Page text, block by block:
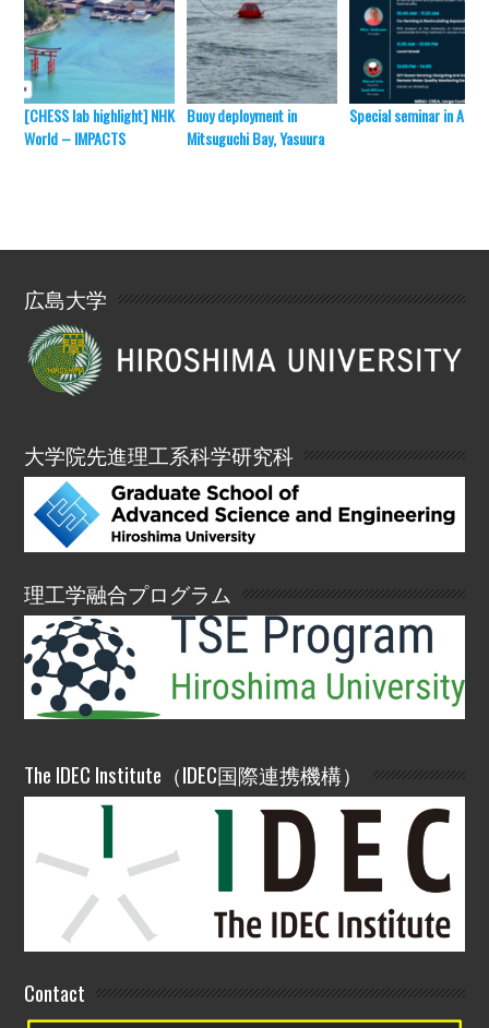
[CHESS lab highlight] NHK
World – IMPACTS
Buoy deployment in
Mitsuguchi Bay, Yasuura
Special seminar in April
広島大学
大学院先進理工系科学研究科
理工学融合プログラム
The IDEC Institute（IDEC国際連携機構）
Contact